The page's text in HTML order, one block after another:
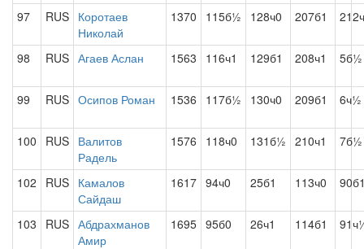
97 RUS Коротаев
Николай
1370 115б½ 128ч0 207б1
98 RUS Агаев Аслан 1563 116ч1 129б1 208ч1 5б½
99 RUS Осипов Роман 1536 117б½ 130ч0 209б1 6ч½
100 RUS Валитов
Радель
1576 118ч0 131б½ 210ч1 7б½
102 RUS Камалов
Сайдаш
1617 94ч0 25б1 113ч0
103 RUS Абдрахманов
Амир
1695 95б0 26ч1 114б1